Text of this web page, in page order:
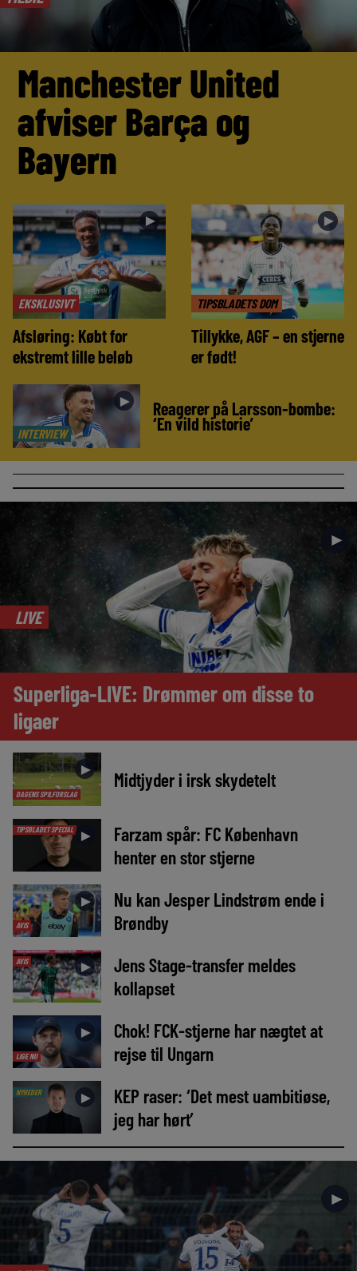
Manchester United
afviser Barça og
Bayern
EKSKLUSIVT
►
Afsløring: Købt for
ekstremt lille beløb
TIPSBLADETS DOM
►
Tillykke, AGF – en stjerne
er født!
INTERVIEW
► Reagerer på Larsson-bombe:
‘En vild historie’
►
LIVE
Superliga-LIVE: Drømmer om disse to
ligaer
DAGENS SPILFORSLAG
► Midtjyder i irsk skydetelt
TIPSBLADET SPECIAL ►
Farzam spår: FC København
henter en stor stjerne
AVIS
►
Nu kan Jesper Lindstrøm ende i
Brøndby
AVIS ►
Jens Stage-transfer meldes
kollapset
LIGE NU
►
Chok! FCK-stjerne har nægtet at
rejse til Ungarn
NYHEDER ►
KEP raser: ‘Det mest uambitiøse,
jeg har hørt’
►